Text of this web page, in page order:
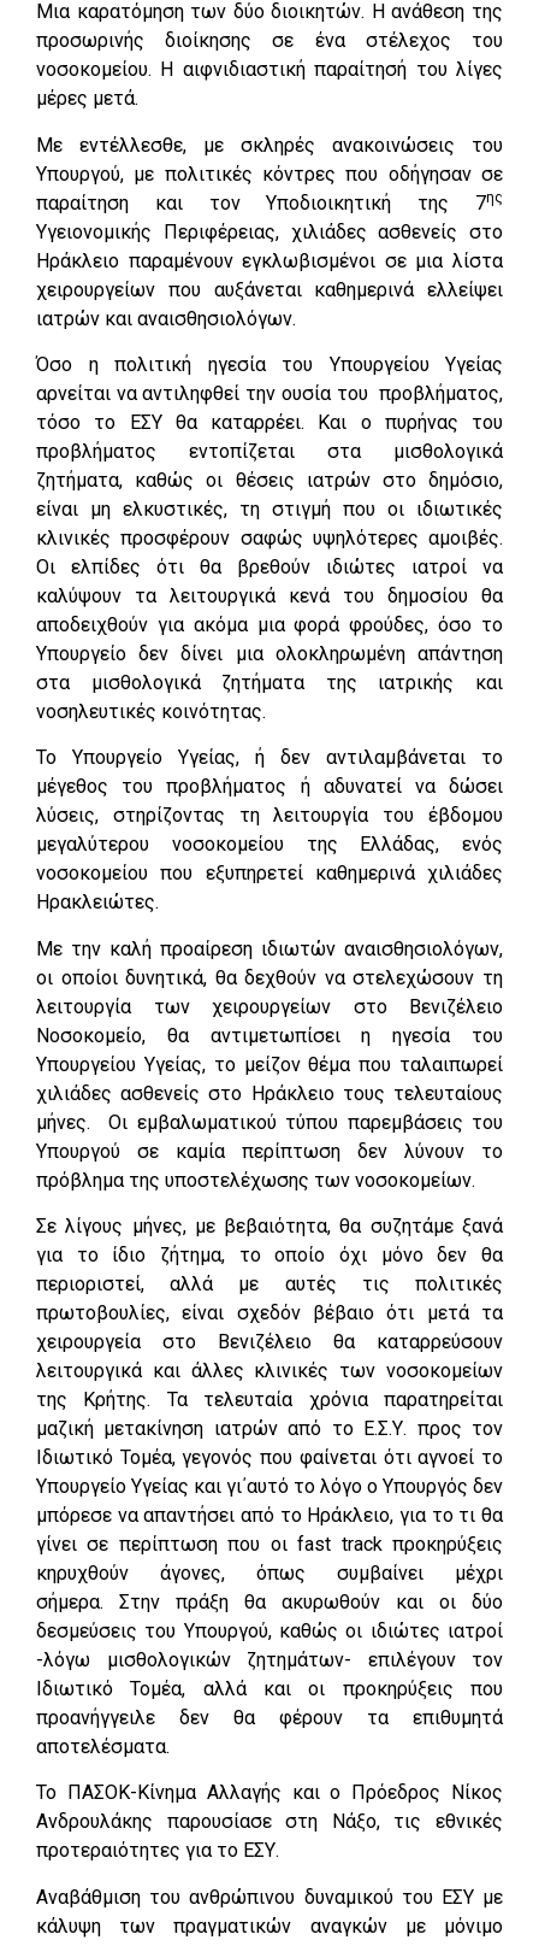
Μια καρατόμηση των δύο διοικητών. Η ανάθεση της
προσωρινής διοίκησης σε ένα στέλεχος του
νοσοκομείου. Η αιφνιδιαστική παραίτησή του λίγες
μέρες μετά.
Με εντέλλεσθε, με σκληρές ανακοινώσεις του
Υπουργού, με πολιτικές κόντρες που οδήγησαν σε
παραίτηση και τον Υποδιοικητική της 7ης
Υγειονομικής Περιφέρειας, χιλιάδες ασθενείς στο
Ηράκλειο παραμένουν εγκλωβισμένοι σε μια λίστα
χειρουργείων που αυξάνεται καθημερινά ελλείψει
ιατρών και αναισθησιολόγων.
Όσο η πολιτική ηγεσία του Υπουργείου Υγείας
αρνείται να αντιληφθεί την ουσία του προβλήματος,
τόσο το ΕΣΥ θα καταρρέει. Και ο πυρήνας του
προβλήματος εντοπίζεται στα μισθολογικά
ζητήματα, καθώς οι θέσεις ιατρών στο δημόσιο,
είναι μη ελκυστικές, τη στιγμή που οι ιδιωτικές
κλινικές προσφέρουν σαφώς υψηλότερες αμοιβές.
Οι ελπίδες ότι θα βρεθούν ιδιώτες ιατροί να
καλύψουν τα λειτουργικά κενά του δημοσίου θα
αποδειχθούν για ακόμα μια φορά φρούδες, όσο το
Υπουργείο δεν δίνει μια ολοκληρωμένη απάντηση
στα μισθολογικά ζητήματα της ιατρικής και
νοσηλευτικές κοινότητας.
Το Υπουργείο Υγείας, ή δεν αντιλαμβάνεται το
μέγεθος του προβλήματος ή αδυνατεί να δώσει
λύσεις, στηρίζοντας τη λειτουργία του έβδομου
μεγαλύτερου νοσοκομείου της Ελλάδας, ενός
νοσοκομείου που εξυπηρετεί καθημερινά χιλιάδες
Ηρακλειώτες.
Με την καλή προαίρεση ιδιωτών αναισθησιολόγων,
οι οποίοι δυνητικά, θα δεχθούν να στελεχώσουν τη
λειτουργία των χειρουργείων στο Βενιζέλειο
Νοσοκομείο, θα αντιμετωπίσει η ηγεσία του
Υπουργείου Υγείας, το μείζον θέμα που ταλαιπωρεί
χιλιάδες ασθενείς στο Ηράκλειο τους τελευταίους
μήνες. Οι εμβαλωματικού τύπου παρεμβάσεις του
Υπουργού σε καμία περίπτωση δεν λύνουν το
πρόβλημα της υποστελέχωσης των νοσοκομείων.
Σε λίγους μήνες, με βεβαιότητα, θα συζητάμε ξανά
για το ίδιο ζήτημα, το οποίο όχι μόνο δεν θα
περιοριστεί, αλλά με αυτές τις πολιτικές
πρωτοβουλίες, είναι σχεδόν βέβαιο ότι μετά τα
χειρουργεία στο Βενιζέλειο θα καταρρεύσουν
λειτουργικά και άλλες κλινικές των νοσοκομείων
της Κρήτης. Τα τελευταία χρόνια παρατηρείται
μαζική μετακίνηση ιατρών από το Ε.Σ.Υ. προς τον
Ιδιωτικό Τομέα, γεγονός που φαίνεται ότι αγνοεί το
Υπουργείο Υγείας και γι΄αυτό το λόγο ο Υπουργός δεν
μπόρεσε να απαντήσει από το Ηράκλειο, για το τι θα
γίνει σε περίπτωση που οι fast track προκηρύξεις
κηρυχθούν άγονες, όπως συμβαίνει μέχρι
σήμερα. Στην πράξη θα ακυρωθούν και οι δύο
δεσμεύσεις του Υπουργού, καθώς οι ιδιώτες ιατροί
-λόγω μισθολογικών ζητημάτων- επιλέγουν τον
Ιδιωτικό Τομέα, αλλά και οι προκηρύξεις που
προανήγγειλε δεν θα φέρουν τα επιθυμητά
αποτελέσματα.
Το ΠΑΣΟΚ-Κίνημα Αλλαγής και ο Πρόεδρος Νίκος
Ανδρουλάκης παρουσίασε στη Νάξο, τις εθνικές
προτεραιότητες για το ΕΣΥ.
Αναβάθμιση του ανθρώπινου δυναμικού του ΕΣΥ με
κάλυψη των πραγματικών αναγκών με μόνιμο